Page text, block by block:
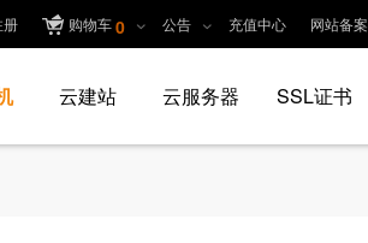
册 购物车0 公告 充值中心 网站备案
云建站 云服务器 SSL证书